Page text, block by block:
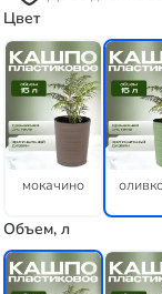
Цвет
мокачино
Объем, л